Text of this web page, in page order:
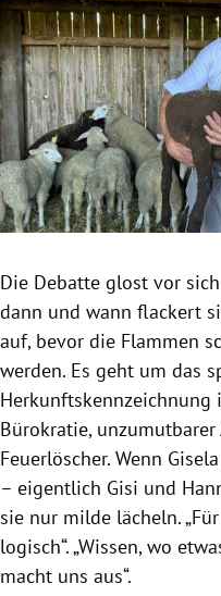
Untermenü
Untermenü
Untermenü
Untermenü
Die Debatte glost vor
dann und wann flackert
auf, bevor die Flammen
werden. Es geht um das
Herkunftskennzeichnung
Bürokratie,
Feuerlöscher. Wenn
– eigentlich Gisi und
sie nur milde lächeln.
logisch“. „Wissen, wo
macht uns aus“.